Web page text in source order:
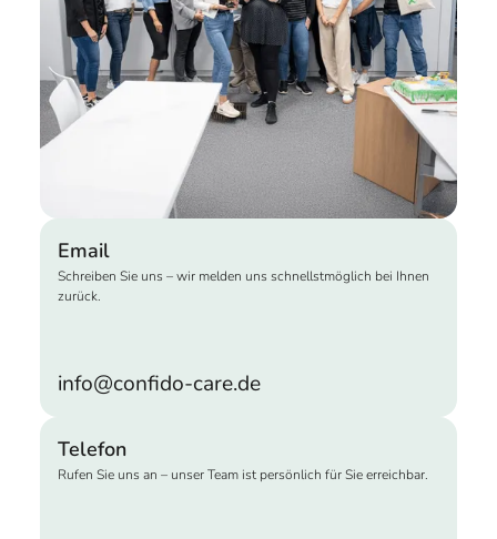
Email
Schreiben Sie uns – wir melden uns schnellstmöglich bei Ihnen
zurück.
info@confido-care.de
Telefon
Rufen Sie uns an – unser Team ist persönlich für Sie erreichbar.